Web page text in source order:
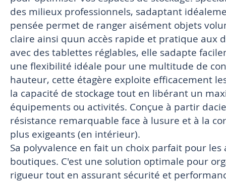
the
gallery
des milieux professionnels, sadaptant
pensée permet de ranger aisément objets
claire ainsi quun accès rapide et pratique
avec des tablettes réglables, elle sadapte
une flexibilité idéale pour une multitude de
hauteur, cette étagère exploite efficacement
la capacité de stockage tout en libérant un
équipements ou activités. Conçue à partir
résistance remarquable face à lusure et à la
plus exigeants (en intérieur).
Sa polyvalence en fait un choix parfait pour
boutiques. C'est une solution optimale pour
rigueur tout en assurant sécurité et